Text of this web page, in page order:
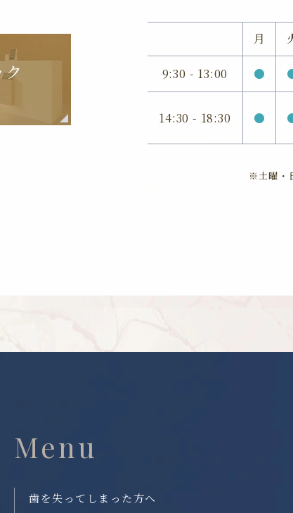
月
9:30 - 13:00 ●
14:30 - 18:30 ●
※土曜・
Menu
歯を失ってしまった方へ